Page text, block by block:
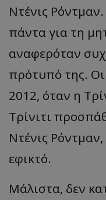
Ντένις
πάντα για τη
αναφερόταν
πρότυπό της. Οι
2012, όταν η
Τρίνιτι
Ντένις
εφικτό.
Μάλιστα, δεν